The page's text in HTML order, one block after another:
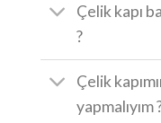
Çelik kapı
?
Çelik
yapmalıyım